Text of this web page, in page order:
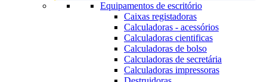
Equipamentos de escritório
Caixas registadoras
Calculadoras - acessórios
Calculadoras cientificas
Calculadoras de bolso
Calculadoras de secretária
Calculadoras impressoras